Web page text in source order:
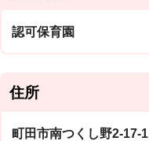
認可保育園
住所
町田市南つくし野2-17-1